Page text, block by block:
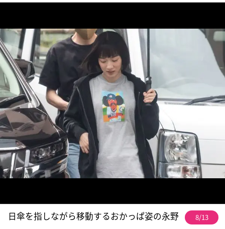
日傘を指しながら移動するおかっぱ姿の永野 8/13